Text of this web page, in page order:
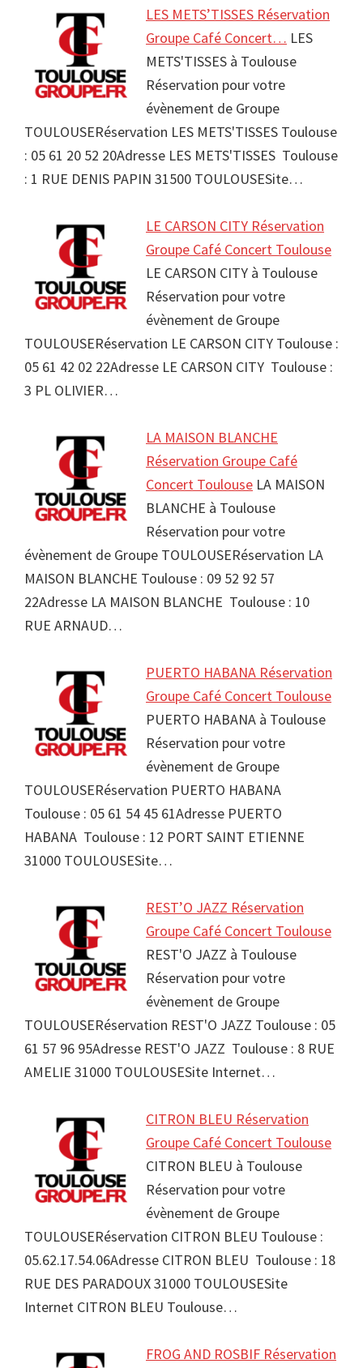
LES METS’TISSES Réservation
Groupe Café Concert… LES
METS'TISSES à Toulouse
Réservation pour votre
évènement de Groupe
TOULOUSERéservation LES METS'TISSES Toulouse
: 05 61 20 52 20Adresse LES METS'TISSES Toulouse
: 1 RUE DENIS PAPIN 31500 TOULOUSESite…
LE CARSON CITY Réservation
Groupe Café Concert Toulouse
LE CARSON CITY à Toulouse
Réservation pour votre
évènement de Groupe
TOULOUSERéservation LE CARSON CITY Toulouse :
05 61 42 02 22Adresse LE CARSON CITY Toulouse :
3 PL OLIVIER…
LA MAISON BLANCHE
Réservation Groupe Café
Concert Toulouse LA MAISON
BLANCHE à Toulouse
Réservation pour votre
évènement de Groupe TOULOUSERéservation LA
MAISON BLANCHE Toulouse : 09 52 92 57
22Adresse LA MAISON BLANCHE Toulouse : 10
RUE ARNAUD…
PUERTO HABANA Réservation
Groupe Café Concert Toulouse
PUERTO HABANA à Toulouse
Réservation pour votre
évènement de Groupe
TOULOUSERéservation PUERTO HABANA
Toulouse : 05 61 54 45 61Adresse PUERTO
HABANA Toulouse : 12 PORT SAINT ETIENNE
31000 TOULOUSESite…
REST’O JAZZ Réservation
Groupe Café Concert Toulouse
REST'O JAZZ à Toulouse
Réservation pour votre
évènement de Groupe
TOULOUSERéservation REST'O JAZZ Toulouse : 05
61 57 96 95Adresse REST'O JAZZ Toulouse : 8 RUE
AMELIE 31000 TOULOUSESite Internet…
CITRON BLEU Réservation
Groupe Café Concert Toulouse
CITRON BLEU à Toulouse
Réservation pour votre
évènement de Groupe
TOULOUSERéservation CITRON BLEU Toulouse :
05.62.17.54.06Adresse CITRON BLEU Toulouse : 18
RUE DES PARADOUX 31000 TOULOUSESite
Internet CITRON BLEU Toulouse…
FROG AND ROSBIF Réservation